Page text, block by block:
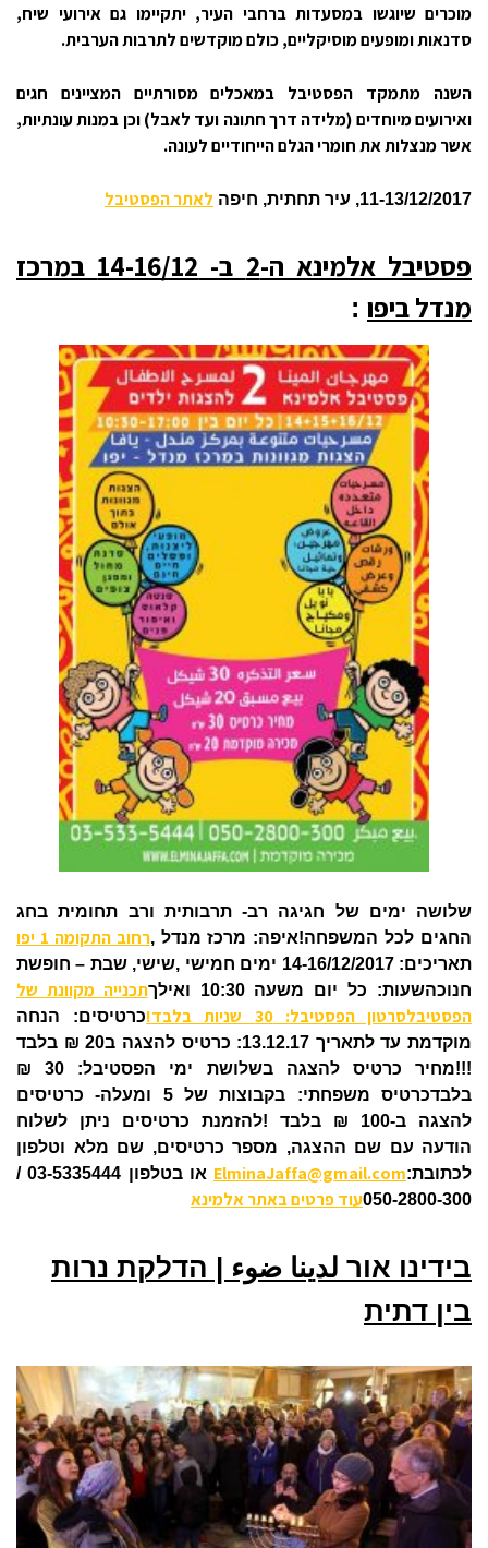
מוכרים שיוגשו במסעדות ברחבי העיר, יתקיימו גם אירועי שיח,
סדנאות ומופעים מוסיקליים, כולם מוקדשים לתרבות הערבית.
השנה מתמקד הפסטיבל במאכלים מסורתיים המציינים חגים
ואירועים מיוחדים (מלידה דרך חתונה ועד לאבל) וכן במנות עונתיות,
אשר מנצלות את חומרי הגלם הייחודיים לעונה.
11-13/12/2017, עיר תחתית, חיפה לאתר הפסטיבל
פסטיבל אלמינא ה-2 ב- 14-16/12 במרכז
מנדל ביפו :
שלושה ימים של חגיגה רב- תרבותית ורב תחומית בחג
החגים לכל המשפחה!איפה: מרכז מנדל ,רחוב התקומה 1 יפו
תאריכים: 14-16/12/2017 ימים חמישי ,שישי, שבת – חופשת
חנוכהשעות: כל יום משעה 10:30 ואילך
תכנייה מקוונת של
הפסטיבלסרטון הפסטיבל: 30 שניות בלבד!
כרטיסים: הנחה
מוקדמת עד לתאריך 13.12.17: כרטיס להצגה ב20 ₪ בלבד
!!!מחיר כרטיס להצגה בשלושת ימי הפסטיבל: 30 ₪
בלבדכרטיס משפחתי: בקבוצות של 5 ומעלה- כרטיסים
להצגה ב-100 ₪ בלבד !להזמנת כרטיסים ניתן לשלוח
הודעה עם שם ההצגה, מספר כרטיסים, שם מלא וטלפון
לכתובת:ElminaJaffa@gmail.com
או בטלפון 03-5335444 /
050-2800-300עוד פרטים באתר אלמינא
בידינו אור لدينا ضوء | הדלקת נרות
בין דתית